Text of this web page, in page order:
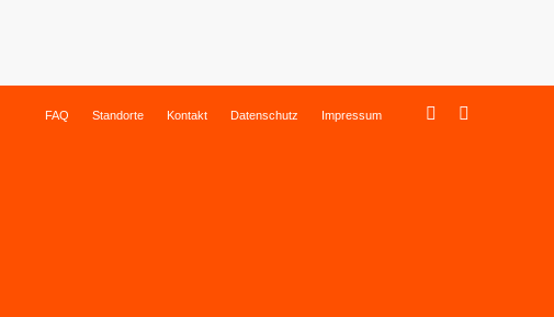
FAQ Standorte Kontakt Datenschutz Impressum